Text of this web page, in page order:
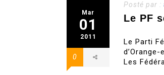
Mar
01
2011
0
Posté par :
Le PF
Le Parti
Les